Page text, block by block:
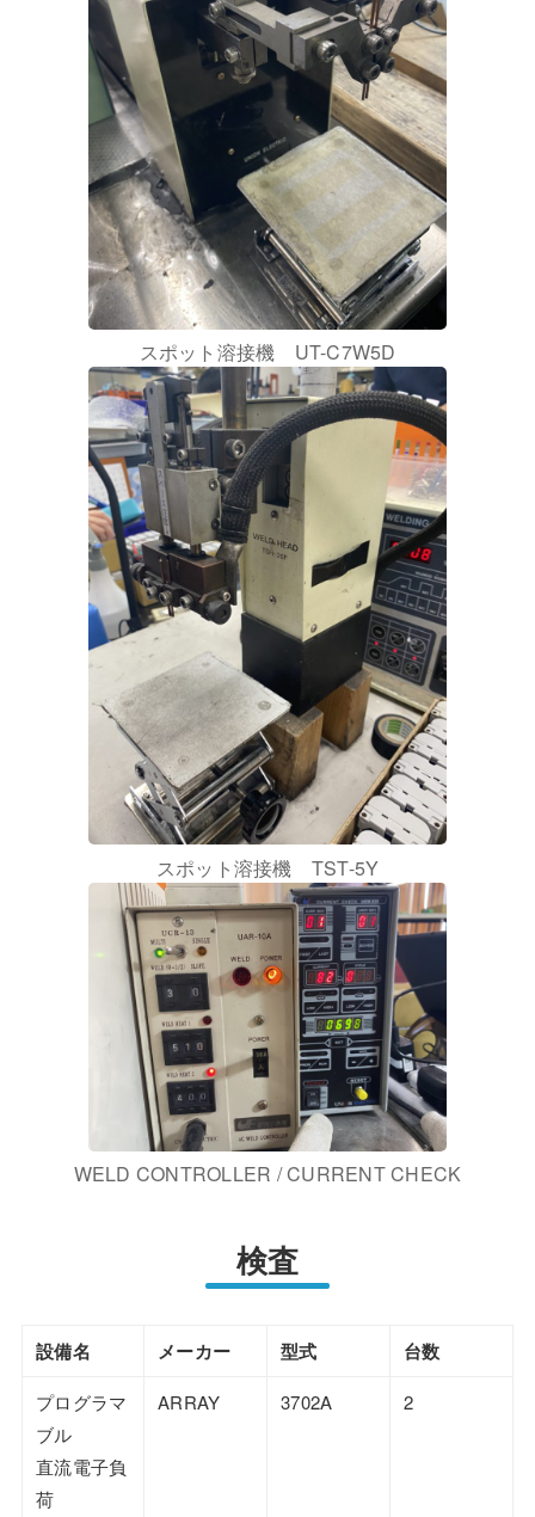
スポット溶接機 UT-C7W5D
スポット溶接機 TST-5Y
WELD CONTROLLER / CURRENT CHECK
検査
設備名 メーカー 型式 台数
プログラマ
ブル
直流電子負
荷
ARRAY 3702A 2